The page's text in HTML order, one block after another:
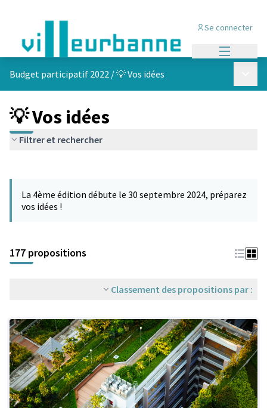
Se connecter
Budget participatif 2022 /💡 Vos idées
💡 Vos idées
Filtrer et rechercher
−
La 4ème édition débute le 30 septembre 2024, préparez
vos idées !
177 propositions
Classement des propositions par :